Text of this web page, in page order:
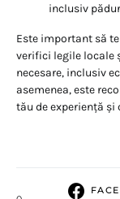
inclusiv
Este important să
verifici legile locale
necesare, inclusiv
asemenea, este
tău de experiență